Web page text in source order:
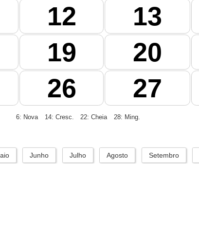
12 13
19 20
26 27
6: Nova 14: Cresc. 22: Cheia 28: Ming.
Junho Julho Agosto Setembro